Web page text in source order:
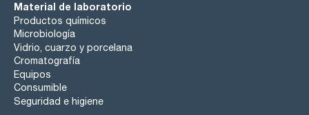
Material de laboratorio
Productos químicos
Microbiología
Vidrio, cuarzo y porcelana
Cromatografía
Equipos
Consumible
Seguridad e higiene